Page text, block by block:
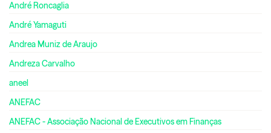
André Roncaglia
André Yamaguti
Andrea Muniz de Araujo
Andreza Carvalho
aneel
ANEFAC
ANEFAC - Associação Nacional de Executivos em Finanças